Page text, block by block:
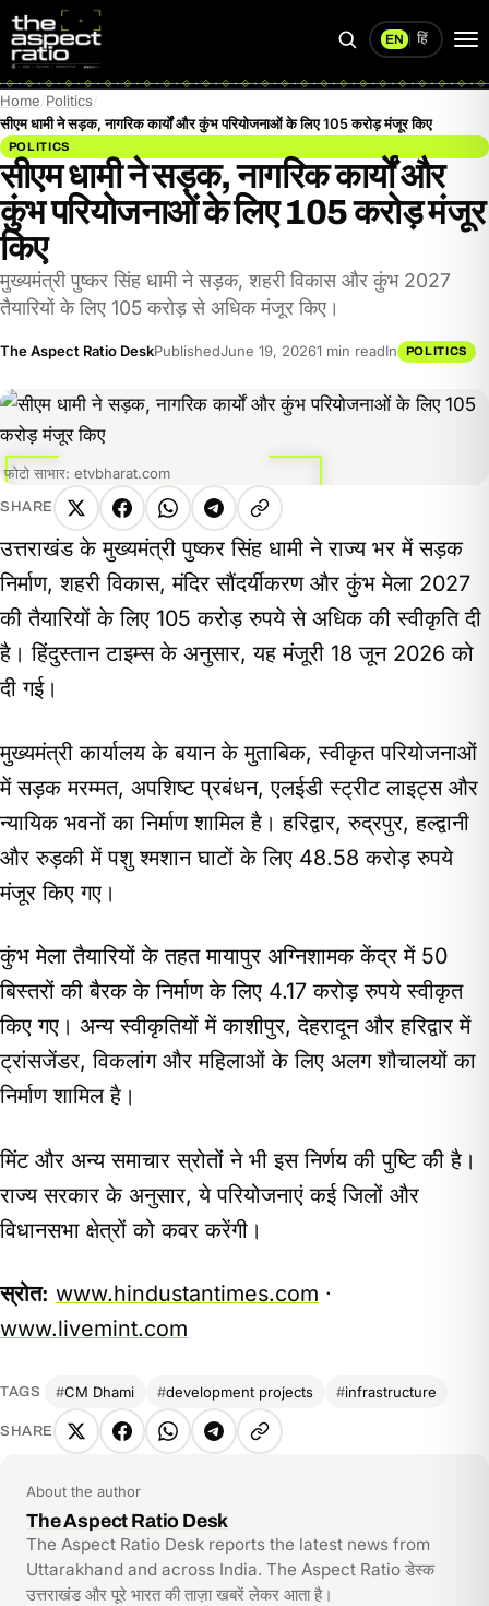
Search
EN हिं
Home Politics
सीएम धामी ने सड़क, नागरिक कार्यों और कुंभ परियोजनाओं के लिए 105 करोड़ मंजूर किए
POLITICS
सीएम धामी ने सड़क, नागरिक कार्यों और
कुंभ परियोजनाओं के लिए 105 करोड़ मंजूर
किए
मुख्यमंत्री पुष्कर सिंह धामी ने सड़क, शहरी विकास और कुंभ 2027
तैयारियों के लिए 105 करोड़ से अधिक मंजूर किए।
The Aspect Ratio DeskPublishedJune 19, 20261 min readIn POLITICS
फोटो साभार: etvbharat.com
SHARE
X FacebookWhatsApp
Telegram
Copy
link
उत्तराखंड के मुख्यमंत्री पुष्कर सिंह धामी ने राज्य भर में सड़क
निर्माण, शहरी विकास, मंदिर सौंदर्यीकरण और कुंभ मेला 2027
की तैयारियों के लिए 105 करोड़ रुपये से अधिक की स्वीकृति दी
है। हिंदुस्तान टाइम्स के अनुसार, यह मंजूरी 18 जून 2026 को
दी गई।
मुख्यमंत्री कार्यालय के बयान के मुताबिक, स्वीकृत परियोजनाओं
में सड़क मरम्मत, अपशिष्ट प्रबंधन, एलईडी स्ट्रीट लाइट्स और
न्यायिक भवनों का निर्माण शामिल है। हरिद्वार, रुद्रपुर, हल्द्वानी
और रुड़की में पशु श्मशान घाटों के लिए 48.58 करोड़ रुपये
मंजूर किए गए।
कुंभ मेला तैयारियों के तहत मायापुर अग्निशामक केंद्र में 50
बिस्तरों की बैरक के निर्माण के लिए 4.17 करोड़ रुपये स्वीकृत
किए गए। अन्य स्वीकृतियों में काशीपुर, देहरादून और हरिद्वार में
ट्रांसजेंडर, विकलांग और महिलाओं के लिए अलग शौचालयों का
निर्माण शामिल है।
मिंट और अन्य समाचार स्रोतों ने भी इस निर्णय की पुष्टि की है।
राज्य सरकार के अनुसार, ये परियोजनाएं कई जिलों और
विधानसभा क्षेत्रों को कवर करेंगी।
स्रोत: www.hindustantimes.com ·
www.livemint.com
TAGS CM Dhami development projects infrastructure
SHARE
X FacebookWhatsApp
Telegram
Copy
About the author
The Aspect Ratio Desk
The Aspect Ratio Desk reports the latest news from
Uttarakhand and across India. The Aspect Ratio डेस्क
उत्तराखंड और पूरे भारत की ताज़ा खबरें लेकर आता है।